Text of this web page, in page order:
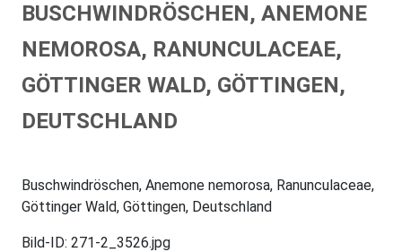
BUSCHWINDRÖSCHEN, ANEMONE
NEMOROSA, RANUNCULACEAE,
GÖTTINGER WALD, GÖTTINGEN,
DEUTSCHLAND
Buschwindröschen, Anemone nemorosa, Ranunculaceae,
Göttinger Wald, Göttingen, Deutschland
Bild-ID: 271-2_3526.jpg